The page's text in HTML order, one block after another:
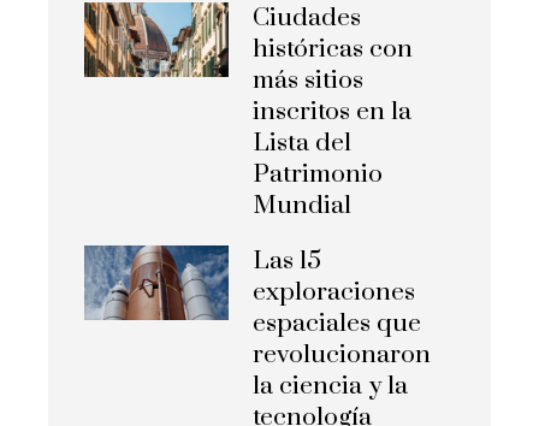
Ciudades
históricas con
más sitios
inscritos en la
Lista del
Patrimonio
Mundial
Las 15
exploraciones
espaciales que
revolucionaron
la ciencia y la
tecnología